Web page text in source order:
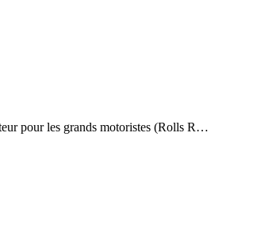
pour les grands motoristes (Rolls R…